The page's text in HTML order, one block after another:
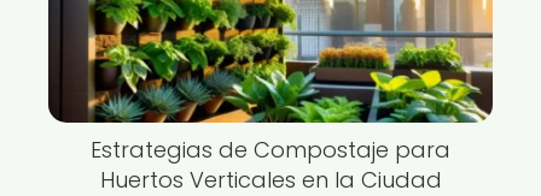
Estrategias de Compostaje para
Huertos Verticales en la Ciudad